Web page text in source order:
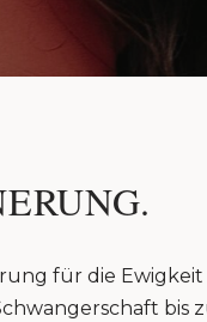
für die Ewigkeit
bis